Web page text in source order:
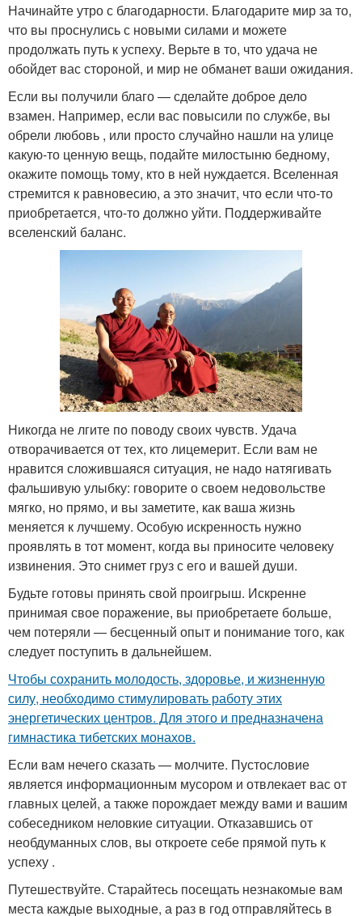
Начинайте утро с благодарности. Благодарите мир за то,
что вы проснулись с новыми силами и можете
продолжать путь к успеху. Верьте в то, что удача не
обойдет вас стороной, и мир не обманет ваши ожидания.
Если вы получили благо — сделайте доброе дело
взамен. Например, если вас повысили по службе, вы
обрели любовь , или просто случайно нашли на улице
какую-то ценную вещь, подайте милостыню бедному,
окажите помощь тому, кто в ней нуждается. Вселенная
стремится к равновесию, а это значит, что если что-то
приобретается, что-то должно уйти. Поддерживайте
вселенский баланс.
Никогда не лгите по поводу своих чувств. Удача
отворачивается от тех, кто лицемерит. Если вам не
нравится сложившаяся ситуация, не надо натягивать
фальшивую улыбку: говорите о своем недовольстве
мягко, но прямо, и вы заметите, как ваша жизнь
меняется к лучшему. Особую искренность нужно
проявлять в тот момент, когда вы приносите человеку
извинения. Это снимет груз с его и вашей души.
Будьте готовы принять свой проигрыш. Искренне
принимая свое поражение, вы приобретаете больше,
чем потеряли — бесценный опыт и понимание того, как
следует поступить в дальнейшем.
Чтобы сохранить молодость, здоровье, и жизненную
силу, необходимо стимулировать работу этих
энергетических центров. Для этого и предназначена
гимнастика тибетских монахов.
Если вам нечего сказать — молчите. Пустословие
является информационным мусором и отвлекает вас от
главных целей, а также порождает между вами и вашим
собеседником неловкие ситуации. Отказавшись от
необдуманных слов, вы откроете себе прямой путь к
успеху .
Путешествуйте. Старайтесь посещать незнакомые вам
места каждые выходные, а раз в год отправляйтесь в